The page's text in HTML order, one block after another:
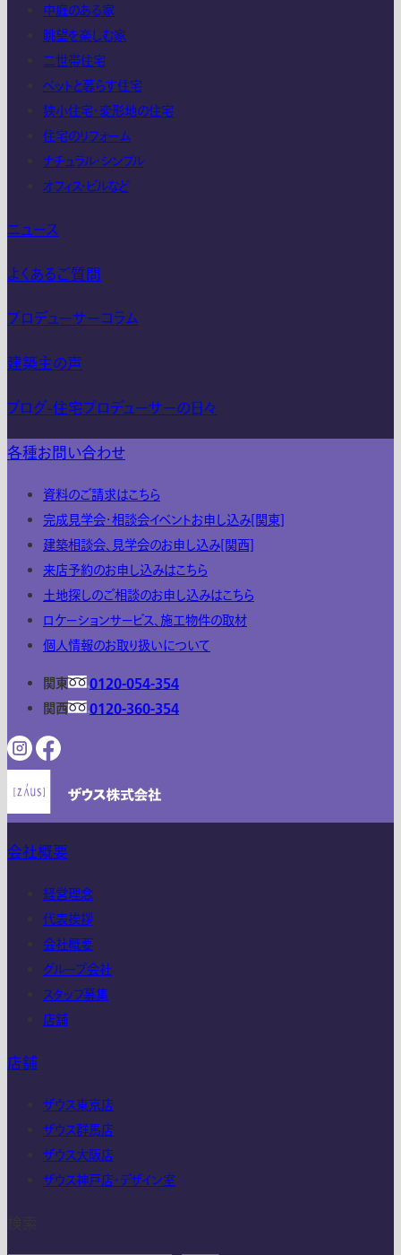
中庭のある家
眺望を楽しむ家
二世帯住宅
ペットと暮らす住宅
狭小住宅・変形地の住宅
住宅のリフォーム
ナチュラル・シンプル
オフィス・ビルなど
ニュース
よくあるご質問
プロデューサーコラム
建築主の声
ブログ-住宅プロデューサーの日々
各種お問い合わせ
資料のご請求はこちら
完成見学会・相談会イベントお申し込み[関東]
建築相談会、見学会のお申し込み[関西]
来店予約のお申し込みはこちら
土地探しのご相談のお申し込みはこちら
ロケーションサービス、施工物件の取材
個人情報のお取り扱いについて
関東
0120-054-354
関西
0120-360-354
会社概要
経営理念
代表挨拶
会社概要
グループ会社
スタッフ募集
店舗
店舗
ザウス東京店
ザウス群馬店
ザウス大阪店
ザウス神戸店・デザイン室